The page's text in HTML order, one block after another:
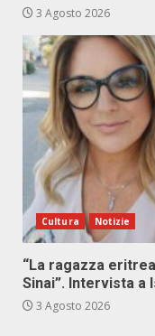
3 Agosto 2026
Cultura Notizie
“La ragazza
Sinai”. Intervista a
3 Agosto 2026